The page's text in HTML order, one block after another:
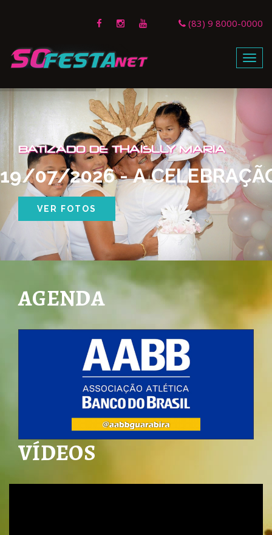
(83) 9 8000-0000
Menu
BATIZADO DE THAISLLY MARIA
19/07/2026 - A
VER FOTOS
AGENDA
VÍDEOS